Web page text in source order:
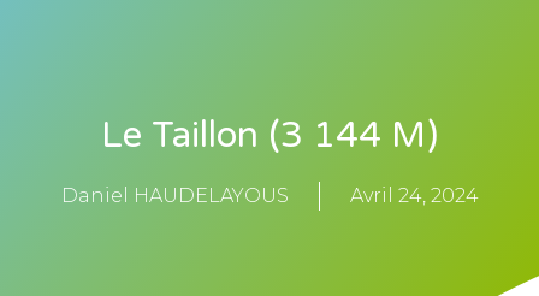
Le Taillon (3 144 M)
Daniel HAUDELAYOUS Avril 24, 2024